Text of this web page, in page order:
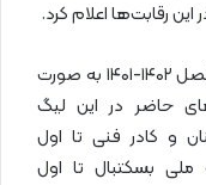
رقابت‌ها اعلام کرد.
به گزارش ندای قم ، لیگ برتر بسکتبال در فصل ۱۴۰۲-۱۴۰۱ به‌ صورت
حاضر در این لیگ
و کادر فنی تا اول
ملی بسکتبال تا اول